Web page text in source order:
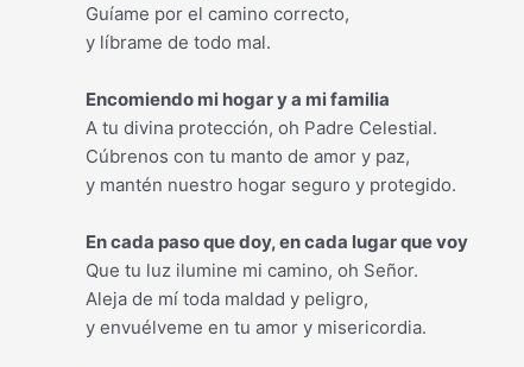
Guíame por el camino correcto,
y líbrame de todo mal.
Encomiendo mi hogar y a mi familia
A tu divina protección, oh Padre Celestial.
Cúbrenos con tu manto de amor y paz,
y mantén nuestro hogar seguro y protegido.
En cada paso que doy, en cada lugar que voy
Que tu luz ilumine mi camino, oh Señor.
Aleja de mí toda maldad y peligro,
y envuélveme en tu amor y misericordia.